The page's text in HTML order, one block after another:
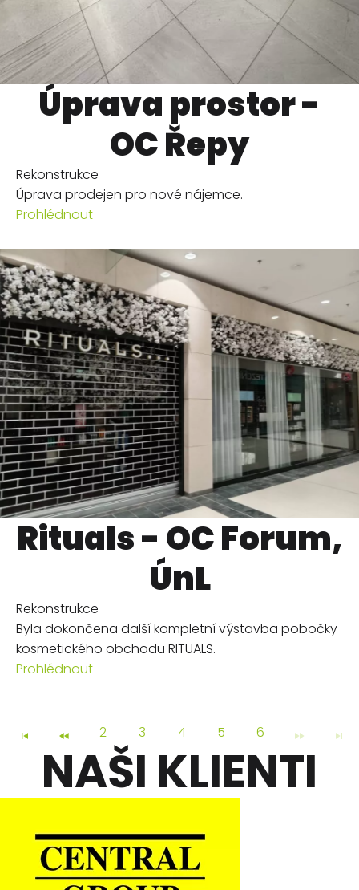
Úprava prostor -
OC Řepy
Rekonstrukce
Úprava prodejen pro nové nájemce.
Prohlédnout
Rituals - OC Forum,
ÚnL
Rekonstrukce
Byla dokončena další kompletní výstavba pobočky
kosmetického obchodu RITUALS.
Prohlédnout
2 3 4 5 6
NAŠI KLIENTI